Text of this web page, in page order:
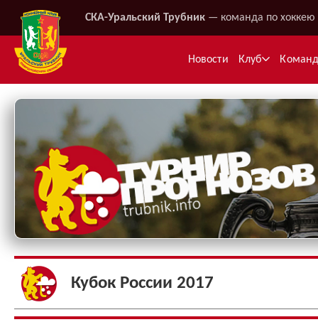
СКА-Уральский Трубник — команда по хоккею
Новости Клуб
Кубок России 2017